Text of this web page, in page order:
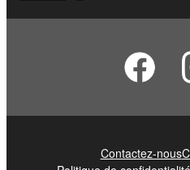
Contactez-nous